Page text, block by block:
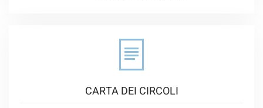
CARTA DEI CIRCOLI